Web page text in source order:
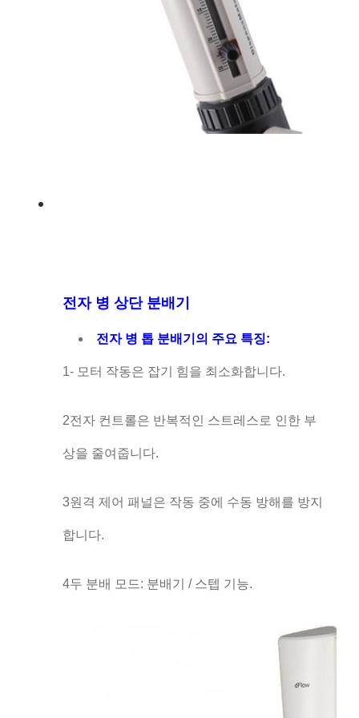
전자 병 상단 분배기
전자 병 톱 분배기의 주요 특징:
1- 모터 작동은 잡기 힘을 최소화합니다.
2전자 컨트롤은 반복적인 스트레스로 인한 부
상을 줄여줍니다.
3원격 제어 패널은 작동 중에 수동 방해를 방지
합니다.
4두 분배 모드: 분배기 / 스텝 기능.